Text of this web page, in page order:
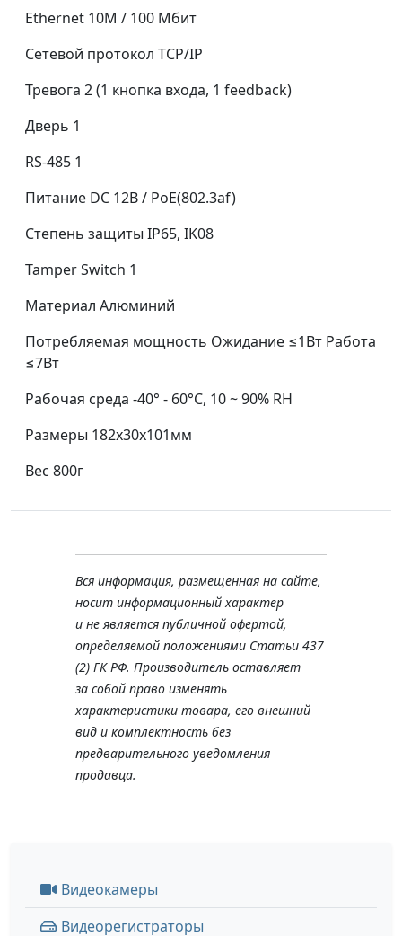
Ethernet 10M / 100 Мбит
Сетевой протокол TCP/IP
Тревога 2 (1 кнопка входа, 1 feedback)
Дверь 1
RS-485 1
Питание DC 12В / PoE(802.3af)
Степень защиты IP65, IK08
Tamper Switch 1
Материал Алюминий
Потребляемая мощность Ожидание ≤1Вт Работа
≤7Вт
Рабочая среда -40° - 60°С, 10 ~ 90% RH
Размеры 182х30х101мм
Вес 800г
Вся информация, размещенная на сайте,
носит информационный характер
и не является публичной офертой,
определяемой положениями Статьи 437
(2) ГК РФ. Производитель оставляет
за собой право изменять
характеристики товара, его внешний
вид и комплектность без
предварительного уведомления
продавца.
Видеокамеры
Видеорегистраторы